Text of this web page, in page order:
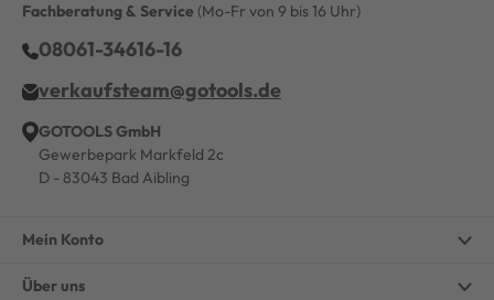
Fachberatung & Service (Mo-Fr von 9 bis 16 Uhr)
08061-34616-16
verkaufsteam@gotools.de
GOTOOLS GmbH
Gewerbepark Markfeld 2c
D - 83043 Bad Aibling
Mein Konto
Über uns